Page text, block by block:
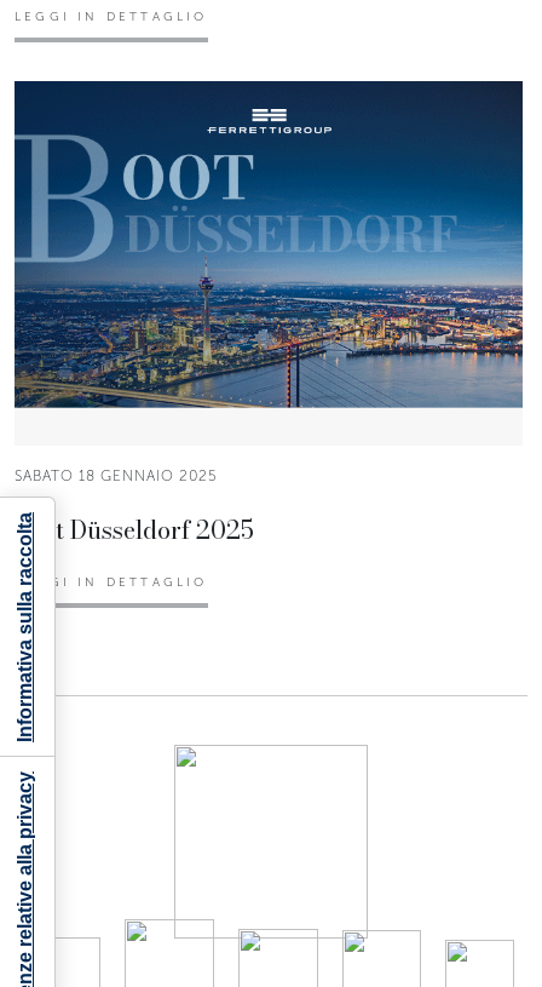
LEGGI IN DETTAGLIO
SABATO 18 GENNAIO 2025
Boot Düsseldorf 2025
LEGGI IN DETTAGLIO
Informativa sulla raccolta